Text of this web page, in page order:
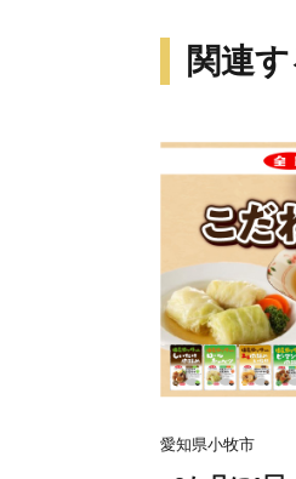
関連
愛知県小牧市